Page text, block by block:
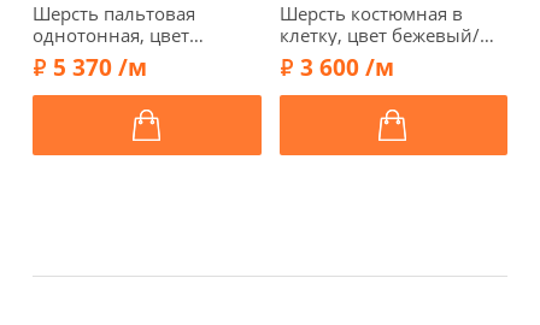
Шерсть пальтовая
однотонная, цвет
брусничный, 1052409-1
5 370 /м
Шерсть костюмная в
клетку, цвет бежевый/
молочный, 1092327
3 600 /м